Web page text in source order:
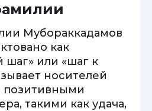
Мубораккадамов
как
шаг» или «шаг к
носителей
позитивными
такими как удача,